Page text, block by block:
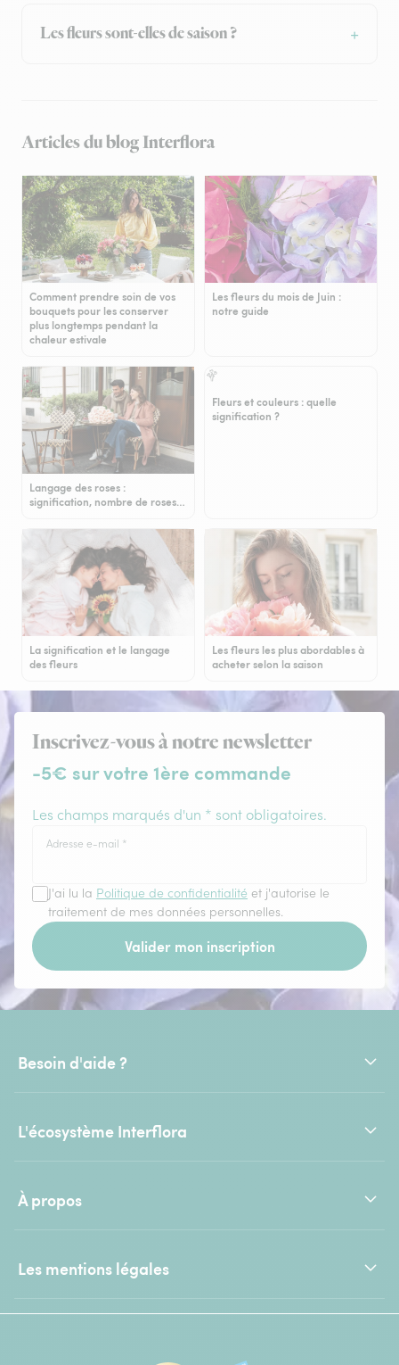
Les fleurs sont-elles de saison ?
Articles du blog Interflora
Comment prendre soin de vos
bouquets pour les conserver
plus longtemps pendant la
chaleur estivale
Les fleurs du mois de Juin :
notre guide
Langage des roses :
signification, nombre de roses…
Fleurs et couleurs : quelle
signification ?
La signification et le langage
des fleurs
Les fleurs les plus abordables à
acheter selon la saison
Inscrivez-vous à notre newsletter
-5€ sur votre 1ère commande
Les champs marqués d'un * sont obligatoires.
Adresse e-mail *
J'ai lu la Politique de confidentialité et j'autorise le
traitement de mes données personnelles.
Valider mon inscription
Besoin d'aide ?
L'écosystème Interflora
À propos
Les mentions légales